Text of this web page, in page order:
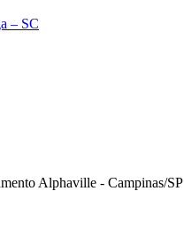
– SC
Alphaville - Campinas/SP